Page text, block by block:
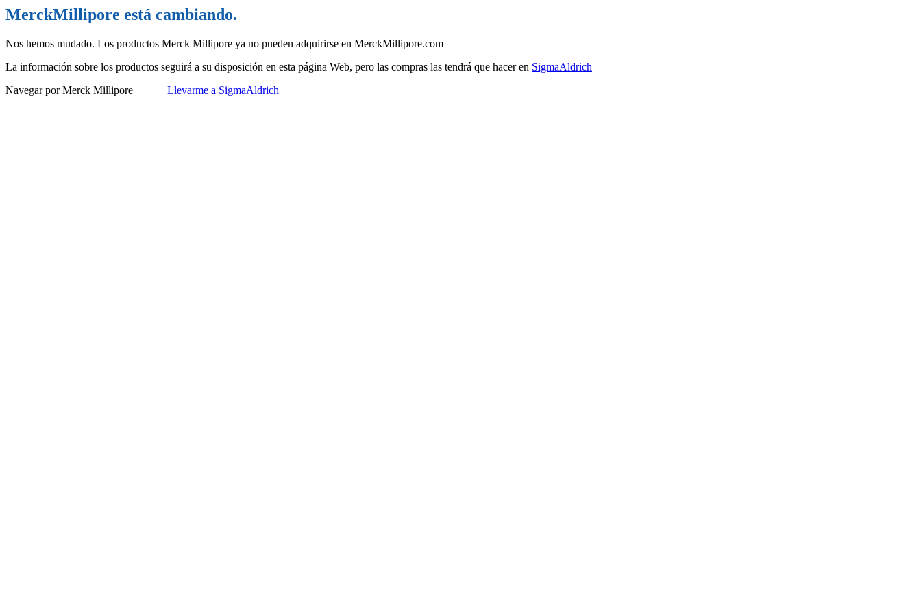
MerckMillipore está cambiando.
Nos hemos mudado. Los productos Merck Millipore ya no pueden adquirirse en MerckMillipore.com
La información sobre los productos seguirá a su disposición en esta página Web, pero las compras las tendrá que hacer en SigmaAldrich
Navegar por Merck Millipore
Llevarme a SigmaAldrich